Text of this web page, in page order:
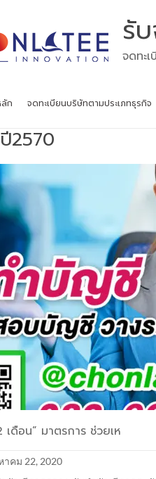
รั
จดทะ
ก จดทะเบียนบริษัทตามประเภทธุรกิจ
2570
อน” มาตรการ ช่วยเห
าคม 22, 2020